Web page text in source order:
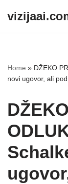
Home » DŽEKO
novi ugovor, ali